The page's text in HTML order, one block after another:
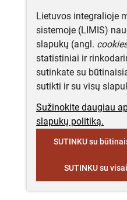
Lietuvos integralioje
sistemoje (LIMIS)
slapukų (angl.
statistiniai ir
sutinkate su
sutikti ir su visų
Sužinokite daugiau
slapukų politiką.
SUTINKU su
SUTINKU su